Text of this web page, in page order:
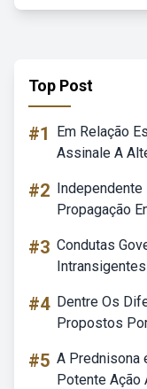
Top Post
#1
Em Relação
Assinale A
#2 Independente
Propagação
#3 Condutas
#4 Dentre Os
Propostos
#5 A Prednisona
Potente Ação